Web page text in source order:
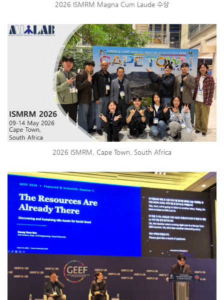
2026 ISMRM Magna Cum Laude 수상
2026 ISMRM, Cape Town, South Africa